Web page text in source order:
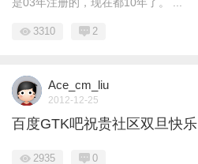
3310 2
Ace_cm_liu
2012-12-25
百度GTK吧祝贵社区双旦快乐
2935 0